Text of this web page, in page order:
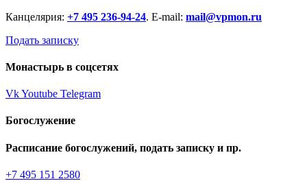
Канцелярия: +7 495 236-94-24. E-mail: mail@vpmon.ru
Подать записку
Монастырь в соцсетях
VkYoutube Telegram
Богослужение
Расписание богослужений, подать записку и пр.
+7 495 151 2580